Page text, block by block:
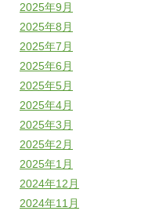
2025年9月
2025年8月
2025年7月
2025年6月
2025年5月
2025年4月
2025年3月
2025年2月
2025年1月
2024年12月
2024年11月